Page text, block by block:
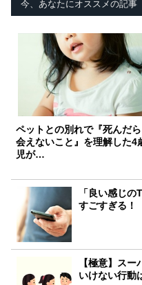
今、あなたにオススメの記事
ペットとの別れで『死んだら
会えないこと』を理解した4
児が…
「良い感じ
すごすぎる！
【極意】ス
いけない行動